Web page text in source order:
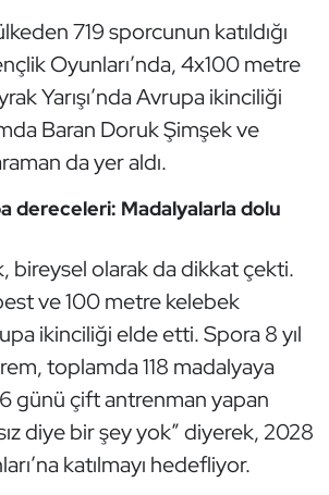
719 sporcunun katıldığı
Oyunları’nda, 4x100 metre
Yarışı’nda Avrupa ikinciliği
Baran Doruk Şimşek ve
da yer aldı.
dereceleri: Madalyalarla dolu
bireysel olarak da dikkat çekti.
ve 100 metre kelebek
ikinciliği elde etti. Spora 8 yıl
toplamda 118 madalyaya
günü çift antrenman yapan
diye bir şey yok” diyerek, 2028
katılmayı hedefliyor.
Sporcular